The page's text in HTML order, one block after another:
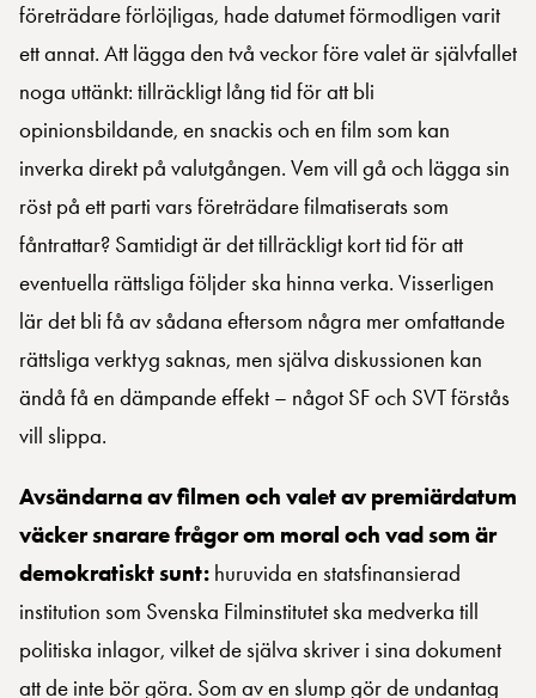
företrädare förlöjligas, hade datumet förmodligen varit
ett annat. Att lägga den två veckor före valet är självfallet
noga uttänkt: tillräckligt lång tid för att bli
opinionsbildande, en snackis och en film som kan
inverka direkt på valutgången. Vem vill gå och lägga sin
röst på ett parti vars företrädare filmatiserats som
fåntrattar? Samtidigt är det tillräckligt kort tid för att
eventuella rättsliga följder ska hinna verka. Visserligen
lär det bli få av sådana eftersom några mer omfattande
rättsliga verktyg saknas, men själva diskussionen kan
ändå få en dämpande effekt – något SF och SVT förstås
vill slippa.
Avsändarna av filmen och valet av premiärdatum
väcker snarare frågor om moral och vad som är
demokratiskt sunt: huruvida en statsfinansierad
institution som Svenska Filminstitutet ska medverka till
politiska inlagor, vilket de själva skriver i sina dokument
att de inte bör göra. Som av en slump gör de undantag